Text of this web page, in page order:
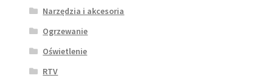
Narzędzia i akcesoria
Ogrzewanie
Oświetlenie
RTV